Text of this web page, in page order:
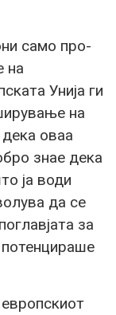
само про-
на
Унија ги
на
оваа
знае дека
ја води
да се
за
потенцираше